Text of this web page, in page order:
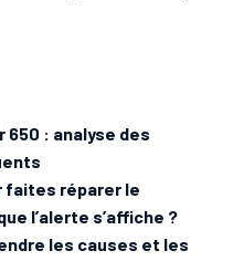
: analyse des
faites réparer le
l’alerte s’affiche ?
les causes et les